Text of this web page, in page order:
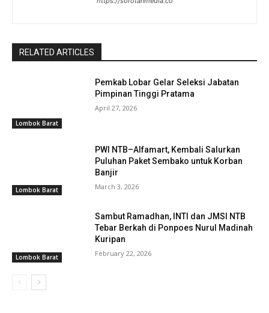
RELATED ARTICLES
Lombok Barat
Pemkab Lobar Gelar Seleksi Jabatan
Pimpinan Tinggi Pratama
April 27, 2026
Lombok Barat
PWI NTB–Alfamart, Kembali Salurkan
Puluhan Paket Sembako untuk Korban
Banjir
March 3, 2026
Lombok Barat
Sambut Ramadhan, INTI dan JMSI NTB
Tebar Berkah di Ponpoes Nurul Madinah
Kuripan
February 22, 2026